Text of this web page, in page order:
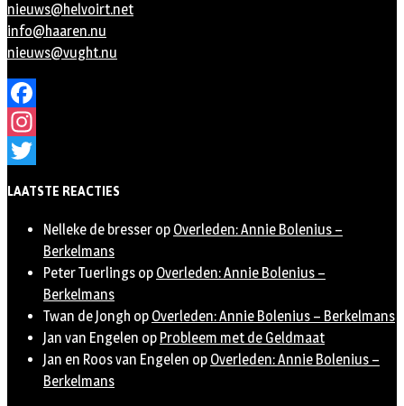
nieuws@helvoirt.net
info@haaren.nu
nieuws@vught.nu
Facebook
Instagram
LAATSTE REACTIES
Nelleke de bresser op Overleden: Annie Bolenius –
Berkelmans
Peter Tuerlings op Overleden: Annie Bolenius –
Berkelmans
Twan de Jongh op Overleden: Annie Bolenius – Berkelmans
Jan van Engelen op Probleem met de Geldmaat
Jan en Roos van Engelen op Overleden: Annie Bolenius –
Berkelmans